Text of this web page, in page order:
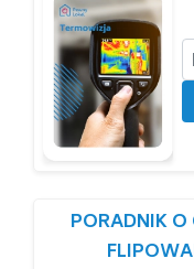
PORADNIK O